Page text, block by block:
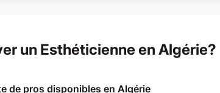
un Esthéticienne en Algérie?
de pros disponibles en Algérie